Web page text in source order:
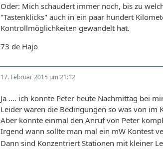
Oder: Mich schaudert immer noch, bis zu
"Tastenklicks" auch in ein paar hundert
Kontrollmöglichkeiten gewandelt hat.
73 de Hajo
17. Februar 2015 um 21:12
Ja .... ich konnte Peter heute Nachmittag bei
Leider waren die Bedingungen so was von im
Aber konnte einmal den Anruf von Peter
Irgend wann sollte man mal ein mW Kontest
Dann sind Konzentriert Stationen mit kleiner